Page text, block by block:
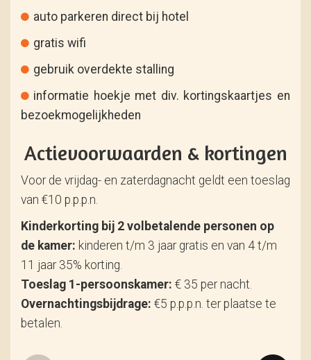
auto parkeren direct bij hotel
gratis wifi
gebruik overdekte stalling
informatie hoekje met div. kortingskaartjes en
bezoekmogelijkheden
Actievoorwaarden & kortingen
Voor de vrijdag- en zaterdagnacht geldt een toeslag
van €10 p.p.p.n.
Kinderkorting bij 2 volbetalende personen op
de kamer: kinderen t/m 3 jaar gratis en van 4 t/m
11 jaar 35% korting.
Toeslag 1-persoonskamer: € 35 per nacht.
Overnachtingsbijdrage: €5 p.p.p.n. ter plaatse te
betalen.